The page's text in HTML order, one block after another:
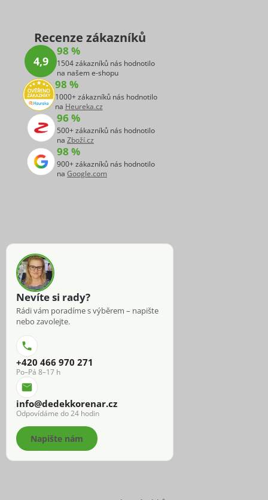
Recenze zákazníků
4,9
98 %
1504 zákazníků nás hodnotilo
na našem e-shopu
98 %
1000+ zákazníků nás hodnotilo
na Heureka.cz
96 %
500+ zákazníků nás hodnotilo
na Zboží.cz
98 %
900+ zákazníků nás hodnotilo
na Google.com
Nevíte si rady?
Rádi vám poradíme s výběrem – napište
nebo zavolejte.
+420 466 970 271
Po–Pá 8–17 h
info@dedekkorenar.cz
Odpovídáme do 24 hodin
Napište nám